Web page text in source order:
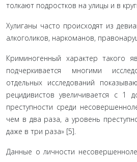
толкают подростков на улицы и в
Хулиганы часто происходят из
алкоголиков, наркоманов,
Криминогенный характер такого
подчеркивается многими
отдель­ных исследований
рециди­вистов увеличивается с
преступности среди
чем в два раза, а уровень
даже в три раза» [5].
Данные о личности